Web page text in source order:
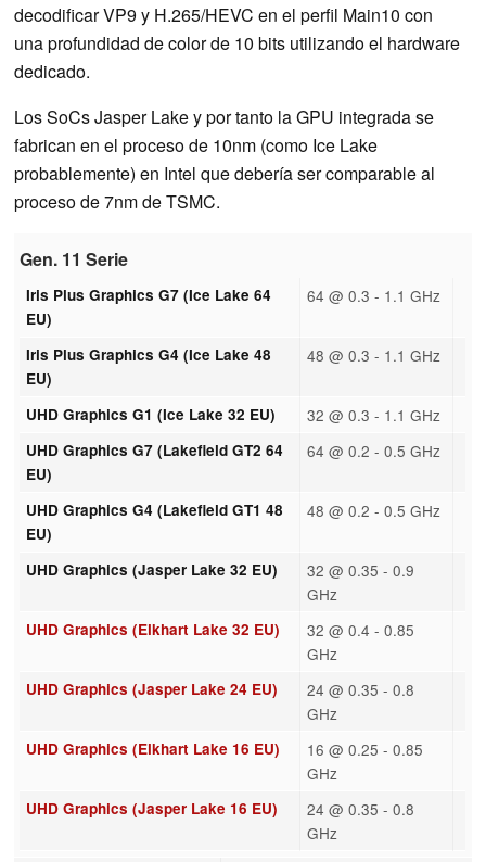
decodificar VP9 y H.265/HEVC en el perfil Main10 con
una profundidad de color de 10 bits utilizando el hardware
dedicado.
Los SoCs Jasper Lake y por tanto la GPU integrada se
fabrican en el proceso de 10nm (como Ice Lake
probablemente) en Intel que debería ser comparable al
proceso de 7nm de TSMC.
Gen. 11 Serie
Iris Plus Graphics G7 (Ice Lake 64
EU)
64 @ 0.3 - 1.1 GHz
Iris Plus Graphics G4 (Ice Lake 48
EU)
48 @ 0.3 - 1.1 GHz
UHD Graphics G1 (Ice Lake 32 EU) 32 @ 0.3 - 1.1 GHz
UHD Graphics G7 (Lakefield GT2 64
EU)
64 @ 0.2 - 0.5 GHz
UHD Graphics G4 (Lakefield GT1 48
EU)
48 @ 0.2 - 0.5 GHz
UHD Graphics (Jasper Lake 32 EU)
32 @ 0.35 - 0.9
GHz
UHD Graphics (Elkhart Lake 32 EU)
32 @ 0.4 - 0.85
GHz
UHD Graphics (Jasper Lake 24 EU)
24 @ 0.35 - 0.8
GHz
UHD Graphics (Elkhart Lake 16 EU)
16 @ 0.25 - 0.85
GHz
UHD Graphics (Jasper Lake 16 EU)
24 @ 0.35 - 0.8
GHz